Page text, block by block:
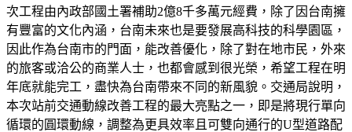
次工程由內政部國土署補助2億8千多萬元經費，除了因台南擁
有豐富的文化內涵，台南未來也是要發展高科技的科學園區，
因此作為台南市的門面，能改善優化，除了對在地市民，外來
的旅客或洽公的商業人士，也都會感到很光榮，希望工程在明
年底就能完工，盡快為台南帶來不同的新風貌。交通局說明，
本次站前交通動線改善工程的最大亮點之一，即是將現行單向
循環的圓環動線，調整為更具效率且可雙向通行的U型道路配